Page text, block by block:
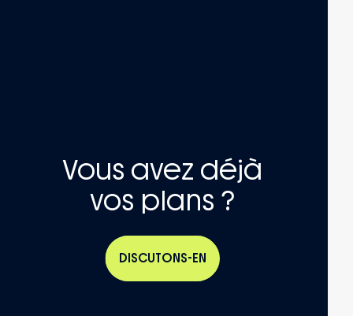
Vous avez déjà
vos plans ?
DISCUTONS-EN